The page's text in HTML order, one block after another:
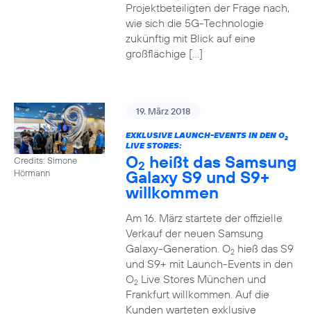
Projektbeteiligten der Frage nach,
wie sich die 5G-Technologie
zukünftig mit Blick auf eine
großflächige […]
Credits: Simone
Hörmann
19. März 2018
EXKLUSIVE LAUNCH-EVENTS IN DEN O2
LIVE STORES:
O2 heißt das Samsung
Galaxy S9 und S9+
willkommen
Am 16. März startete der offizielle
Verkauf der neuen Samsung
Galaxy-Generation. O2hieß das S9
und S9+ mit Launch-Events in den
O2Live Stores München und
Frankfurt willkommen. Auf die
Kunden warteten exklusive